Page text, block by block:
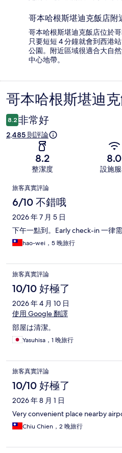
哥本哈根斯堪迪克飯店附
哥本哈根斯堪迪克飯店位於
只要短短 4 分鐘就會到西港
公園。附近區域很適合大自
中心地帶。
評
論
哥本哈根斯堪迪
8.2 非常好
2,485 則評論
8.2
整潔度
8.0
設施
評
論
旅客真實評論
6/10 不錯哦
2026 年 7 月 5 日
下午一點到。Early check-in 一律
hao-wei，5 晚旅行
旅客真實評論
10/10 好極了
2026 年 4 月 10 日
使用 Google 翻譯
部屋は清潔。
Yasuhisa，1 晚旅行
旅客真實評論
10/10 好極了
2026 年 8 月 1 日
Very convenient place nearby
Chiu Chien，2 晚旅行